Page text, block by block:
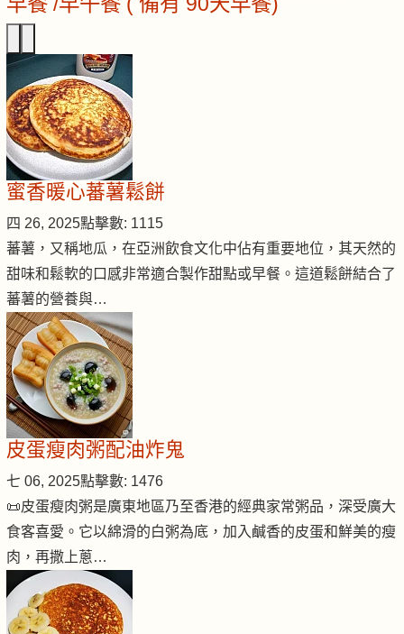
蜜香暖心蕃薯鬆餅
四 26, 2025點擊數: 1115
蕃薯，又稱地瓜，在亞洲飲食文化中佔有重要地位，其天然的
甜味和鬆軟的口感非常適合製作甜點或早餐。這道鬆餅結合了
蕃薯的營養與…
皮蛋瘦肉粥配油炸鬼
七 06, 2025點擊數: 1476
📜皮蛋瘦肉粥是廣東地區乃至香港的經典家常粥品，深受廣大
食客喜愛。它以綿滑的白粥為底，加入鹹香的皮蛋和鮮美的瘦
肉，再撒上蔥…